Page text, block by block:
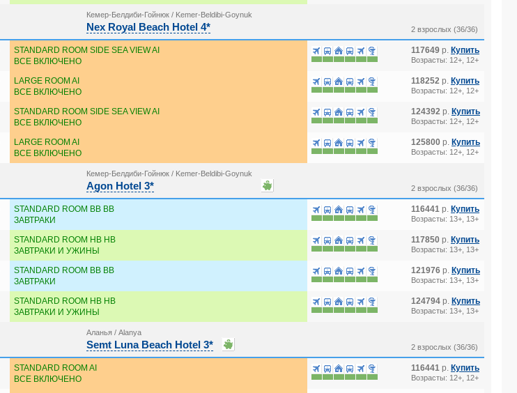
Кемер-Белдиби-Гойнюк / Kemer-Beldibi-Goynuk
Nex Royal Beach Hotel 4* 2 взрослых (36/36)
STANDARD ROOM SIDE SEA VIEW AI
ВСЕ ВКЛЮЧЕНО
117649 р. Купить
Возрасты: 12+, 12+
LARGE ROOM AI
ВСЕ ВКЛЮЧЕНО
118252 р. Купить
Возрасты: 12+, 12+
STANDARD ROOM SIDE SEA VIEW AI
ВСЕ ВКЛЮЧЕНО
124392 р. Купить
Возрасты: 12+, 12+
LARGE ROOM AI
ВСЕ ВКЛЮЧЕНО
125800 р. Купить
Возрасты: 12+, 12+
Кемер-Белдиби-Гойнюк / Kemer-Beldibi-Goynuk
Agon Hotel 3* 2 взрослых (36/36)
STANDARD ROOM BB BB
ЗАВТРАКИ
116441 р. Купить
Возрасты: 13+, 13+
STANDARD ROOM HB HB
ЗАВТРАКИ И УЖИНЫ
117850 р. Купить
Возрасты: 13+, 13+
STANDARD ROOM BB BB
ЗАВТРАКИ
121976 р. Купить
Возрасты: 13+, 13+
STANDARD ROOM HB HB
ЗАВТРАКИ И УЖИНЫ
124794 р. Купить
Возрасты: 13+, 13+
Аланья / Alanya
Semt Luna Beach Hotel 3* 2 взрослых (36/36)
STANDARD ROOM AI
ВСЕ ВКЛЮЧЕНО
116441 р. Купить
Возрасты: 12+, 12+